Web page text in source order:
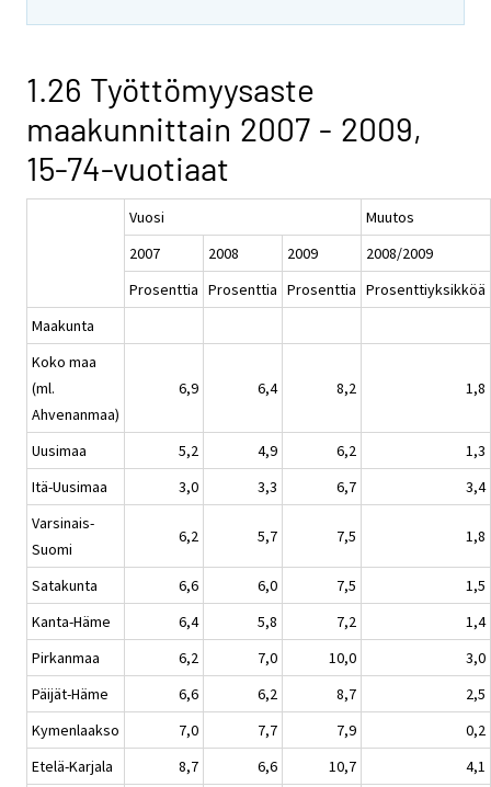
1.26 Työttömyysaste
maakunnittain 2007 - 2009,
15-74-vuotiaat
Vuosi
Muutos
2007
2008 2009
2008/2009
Prosenttia Prosenttia Prosenttia Prosenttiyksikköä
Maakunta
Koko maa
(ml.
Ahvenanmaa)
6,9 6,4 8,2 1,8
Uusimaa 5,2 4,9 6,2
1,3
Itä-Uusimaa
3,0 3,3 6,7
3,4
Varsinais-
Suomi
6,2 5,7 7,5 1,8
Satakunta 6,6 6,0 7,5
1,5
Kanta-Häme
6,4 5,8 7,2
1,4
Pirkanmaa
6,2 7,0 10,0
3,0
Päijät-Häme
6,6 6,2 8,7
2,5
Kymenlaakso
7,0 7,7 7,9
0,2
Etelä-Karjala
8,7 6,6 10,7
4,1